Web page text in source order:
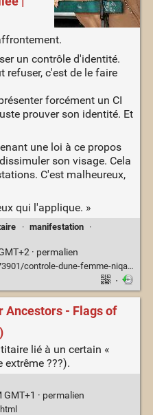
un contrôle d'identité.
refuser, c'est de le faire
forcément un CI
prouver son identité. Et
une loi à ce propos
son visage. Cela
C'est malheureux,
qui l'applique. »
· manifestation
·
· permalien
femme-niqab-affrontements-argenteuil
·
Ancestors - Flags of
lié à un certain «
extrême ???).
· permalien